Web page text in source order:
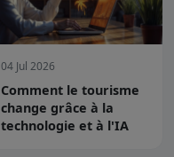
04 Jul 2026
Comment le tourisme
change grâce à la
technologie et à l'IA